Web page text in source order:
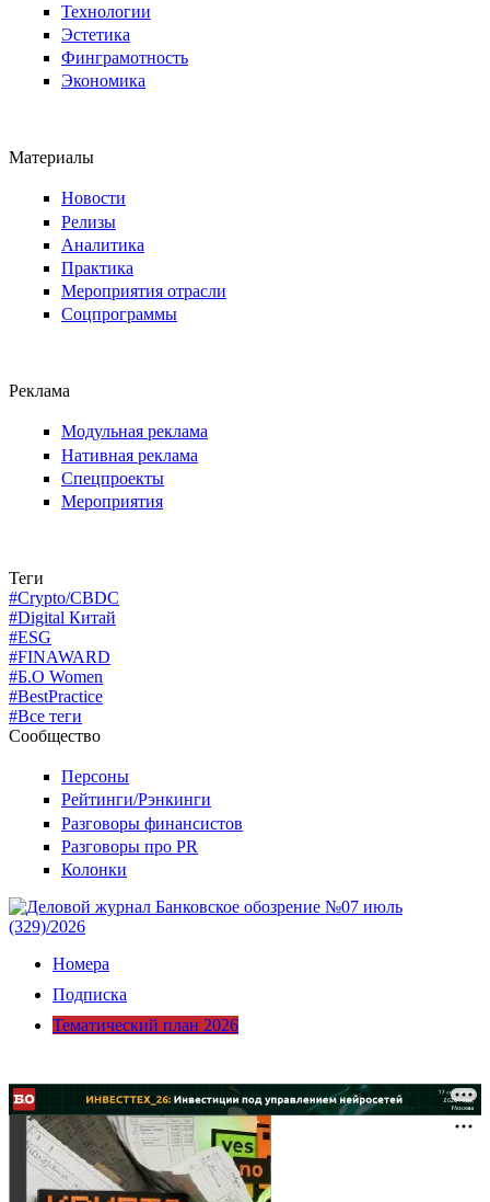
Технологии
Эстетика
Финграмотность
Экономика
Материалы
Новости
Релизы
Аналитика
Практика
Мероприятия отрасли
Соцпрограммы
Реклама
Модульная реклама
Нативная реклама
Спецпроекты
Мероприятия
Теги
#Crypto/CBDC
#Digital Китай
#ESG
#FINAWARD
#Б.О Women
#BestPractice
#Все теги
Сообщество
Персоны
Рейтинги/Рэнкинги
Разговоры финансистов
Разговоры про PR
Колонки
Номера
Подписка
Тематический план 2026